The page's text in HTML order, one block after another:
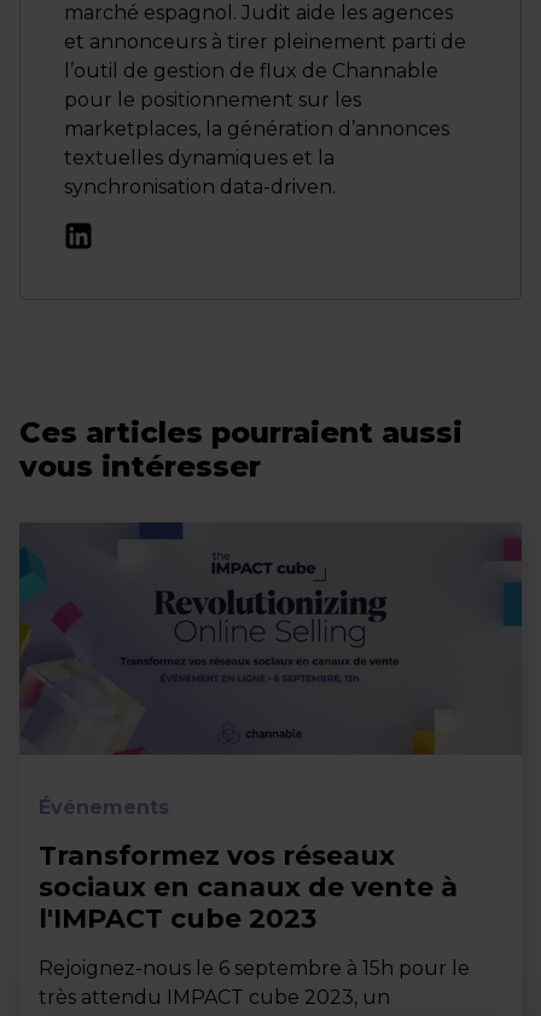
marché espagnol. Judit aide les agences
et annonceurs à tirer pleinement parti de
l’outil de gestion de flux de Channable
pour le positionnement sur les
marketplaces, la génération d’annonces
textuelles dynamiques et la
synchronisation data-driven.
Ces articles pourraient aussi
vous intéresser
Événements
Transformez vos réseaux
sociaux en canaux de vente à
l'IMPACT cube 2023
Rejoignez-nous le 6 septembre à 15h pour le
très attendu IMPACT cube 2023, un